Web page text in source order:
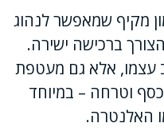
מקיף שמאפשר לנהוג
ברכישה ישירה.
עצמו, אלא גם מעטפת
וטרחה – במיוחד
האלנטרה.